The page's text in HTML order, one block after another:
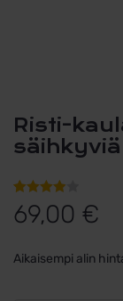
Risti-kaulakoru – hopeaa ja
Arvio
4.00
perustuen
69,00 €
Aikaisempi alin